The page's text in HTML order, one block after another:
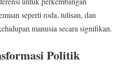
seperti roda, tulisan, dan
manusia secara signifikan.
Politik